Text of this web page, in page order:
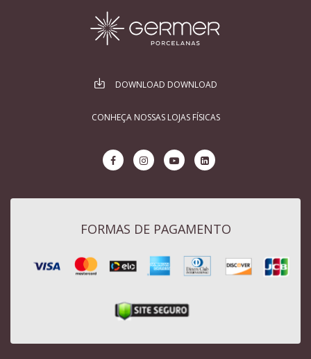
DOWNLOAD DOWNLOAD
CONHEÇA NOSSAS LOJAS FÍSICAS
FORMAS DE PAGAMENTO